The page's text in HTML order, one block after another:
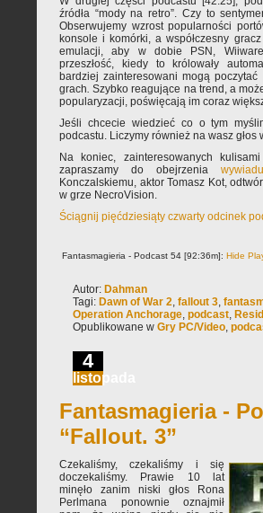
źródła “mody na retro”. Czy to
Obserwujemy wzrost popularności
konsole i komórki, a współczesny
emulacji, aby w dobie PSN,
przeszłość, kiedy to królowały
bardziej zainteresowani mogą
grach.Szybko reagujące na trend, a
popularyzacji, poświęcają im coraz
Jeśli chcecie wiedzieć co o tym
podcastu. Liczymy również na wasz głos
Na koniec, zainteresowanych
zapraszamy do obejrzenia wywiadu
Konczalskiemu, aktor Tomasz Kot,
w grze NecroVision.
Ściągnij pięćdziesiąty czwarty odcinek
Fantasmagieria - Podcast 54 [92:36m]: Hide
Autor: Dahman
Tagi: Dawn of War 2, fallout 3,
Operation Anchorage, podcast,
Opublikowane w Gry PC/Video,
4
listopada
Fantasmagieria -
“Fallout. 3”
Czekaliśmy, czekaliśmy i się
doczekaliśmy. Prawie 10 lat
minęło zanim niski głos Rona
Perlmana ponownie oznajmił